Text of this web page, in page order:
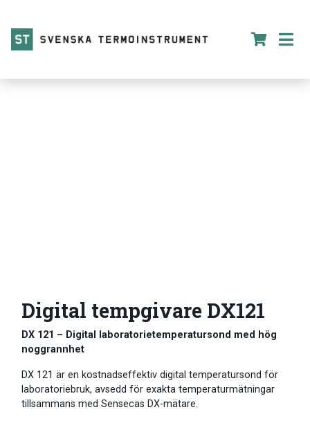
Digital tempgivare DX121
DX 121 – Digital laboratorietemperatursond med hög
noggrannhet
DX 121 är en kostnadseffektiv digital temperatursond för
laboratoriebruk, avsedd för exakta temperaturmätningar
tillsammans med Sensecas DX-mätare.